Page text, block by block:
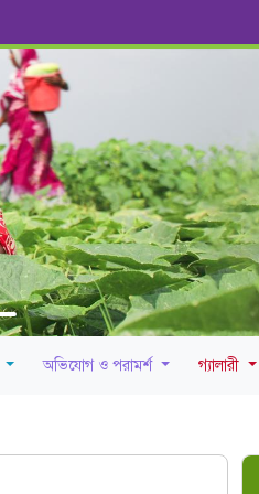
অভিযোগ ও পরামর্শ গ্যালারী